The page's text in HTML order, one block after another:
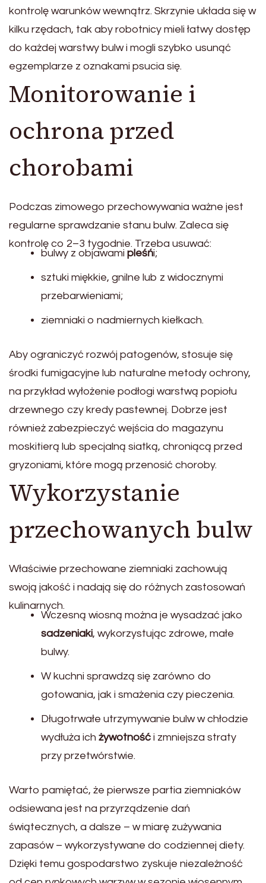
kontrolę warunków wewnątrz. Skrzynie układa się w
kilku rzędach, tak aby robotnicy mieli łatwy dostęp
do każdej warstwy bulw i mogli szybko usunąć
egzemplarze z oznakami psucia się.
Monitorowanie i
ochrona przed
chorobami
Podczas zimowego przechowywania ważne jest
regularne sprawdzanie stanu bulw. Zaleca się
kontrolę co 2–3 tygodnie. Trzeba usuwać:
bulwy z objawami pleśńi;
sztuki miękkie, gnilne lub z widocznymi
przebarwieniami;
ziemniaki o nadmiernych kiełkach.
Aby ograniczyć rozwój patogenów, stosuje się
środki fumigacyjne lub naturalne metody ochrony,
na przykład wyłożenie podłogi warstwą popiołu
drzewnego czy kredy pastewnej. Dobrze jest
również zabezpieczyć wejścia do magazynu
moskitierą lub specjalną siatką, chroniącą przed
gryzoniami, które mogą przenosić choroby.
Wykorzystanie
przechowanych bulw
Właściwie przechowane ziemniaki zachowują
swoją jakość i nadają się do różnych zastosowań
kulinarnych.
Wczesną wiosną można je wysadzać jako
sadzeniaki, wykorzystując zdrowe, małe
bulwy.
W kuchni sprawdzą się zarówno do
gotowania, jak i smażenia czy pieczenia.
Długotrwałe utrzymywanie bulw w chłodzie
wydłuża ich żywotność i zmniejsza straty
przy przetwórstwie.
Warto pamiętać, że pierwsze partia ziemniaków
odsiewana jest na przyrządzenie dań
świątecznych, a dalsze – w miarę zużywania
zapasów – wykorzystywane do codziennej diety.
Dzięki temu gospodarstwo zyskuje niezależność